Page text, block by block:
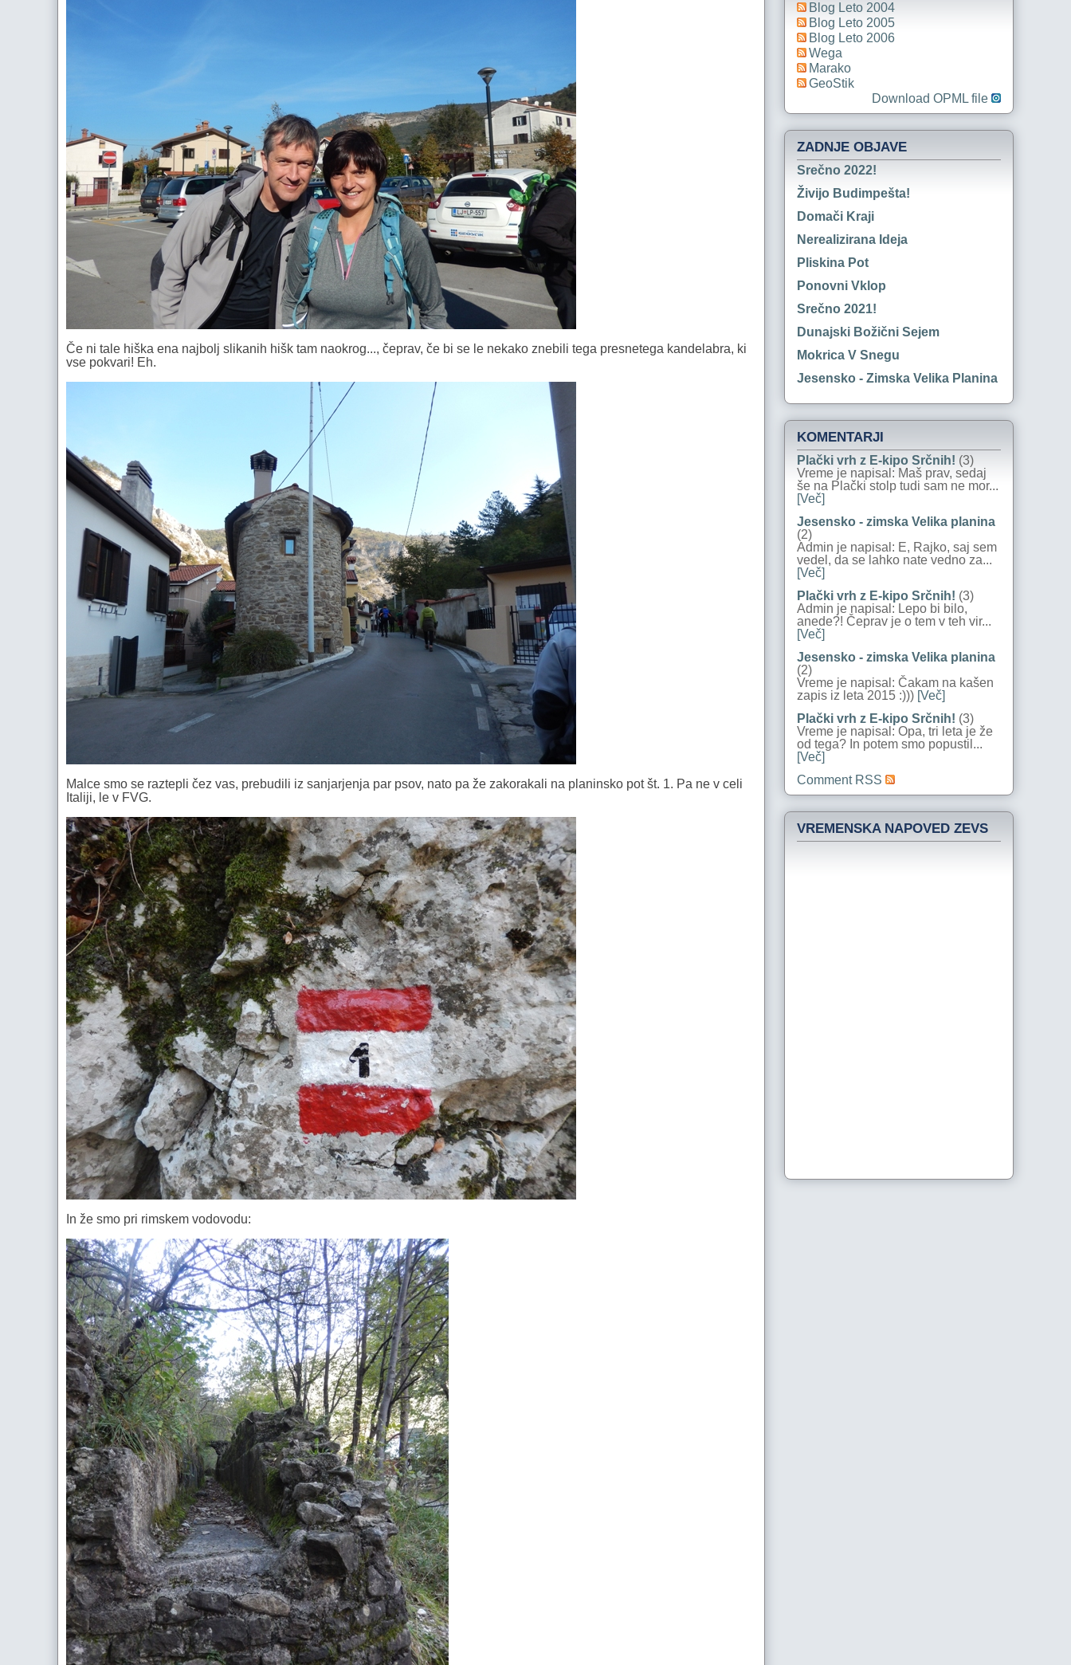
Če ni tale hiška ena najbolj slikanih hišk tam naokrog..., čeprav, če bi se le nekako znebili tega presnetega kandelabra, ki
vse pokvari! Eh.
Malce smo se raztepli čez vas, prebudili iz sanjarjenja par psov, nato pa že zakorakali na planinsko pot št. 1. Pa ne v celi
Italiji, le v FVG.
In že smo pri rimskem vodovodu:
Blog Leto 2004
Blog Leto 2005
Blog Leto 2006
Wega
Marako
GeoStik
Download OPML file
ZADNJE OBJAVE
Srečno 2022!
Živijo Budimpešta!
Domači Kraji
Nerealizirana Ideja
Pliskina Pot
Ponovni Vklop
Srečno 2021!
Dunajski Božični Sejem
Mokrica V Snegu
Jesensko - Zimska Velika Planina
KOMENTARJI
Plački vrh z E-kipo Srčnih! (3)
Vreme je napisal: Maš prav, sedaj
še na Plački stolp tudi sam ne mor...
[Več]
Jesensko - zimska Velika planina
(2)
Admin je napisal: E, Rajko, saj sem
vedel, da se lahko nate vedno za...
[Več]
Plački vrh z E-kipo Srčnih! (3)
Admin je napisal: Lepo bi bilo,
anede?! Čeprav je o tem v teh vir...
[Več]
Jesensko - zimska Velika planina
(2)
Vreme je napisal: Čakam na kašen
zapis iz leta 2015 :))) [Več]
Plački vrh z E-kipo Srčnih! (3)
Vreme je napisal: Opa, tri leta je že
od tega? In potem smo popustil...
[Več]
Comment RSS
VREMENSKA NAPOVED ZEVS